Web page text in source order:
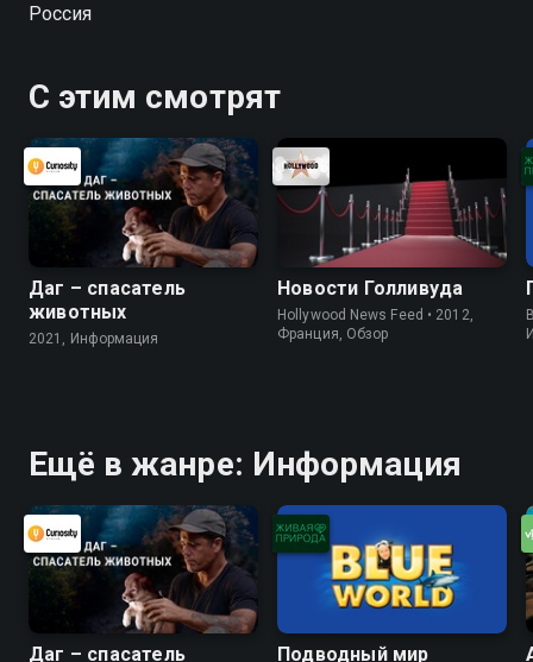
Россия
С этим смотрят
Даг – спасатель
животных
2021, Информация
Новости Голливуда
Hollywood News Feed • 2012,
Франция, Обзор
Ещё в жанре: Информация
Даг – спасатель
Подводный мир